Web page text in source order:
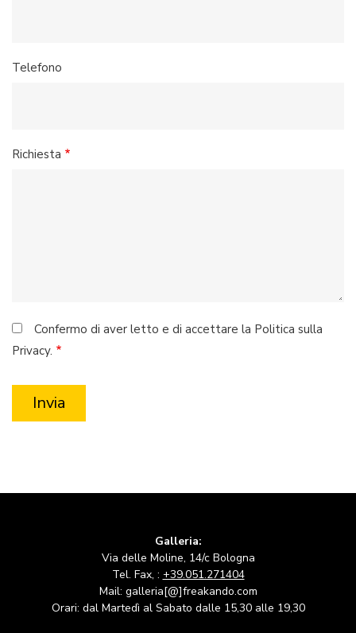
Telefono
Richiesta
Confermo di aver letto e di accettare la Politica sulla
Privacy.
Galleria:
Via delle Moline, 14/c Bologna
Tel. Fax, : +39.051.271404
Mail: galleria[@]freakando.com
Orari: dal Martedì al Sabato dalle 15,30 alle 19,30